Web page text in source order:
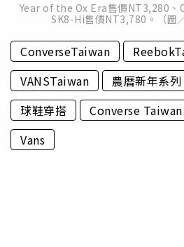
Year of the Ox Era售價NT3,280、
SK8-Hi售價NT3,780。（圖
ConverseTaiwan
VANSTaiwan
農曆新年系列
球鞋穿搭
Converse Taiwan
Vans